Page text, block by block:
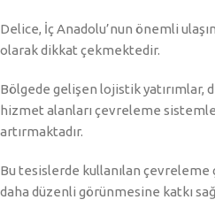
Delice, İç Anadolu’nun önemli
olarak dikkat çekmektedir.
Bölgede gelişen lojistik yatırımlar,
hizmet alanları çevreleme
artırmaktadır.
Bu tesislerde kullanılan çevreleme
daha düzenli görünmesine katkı